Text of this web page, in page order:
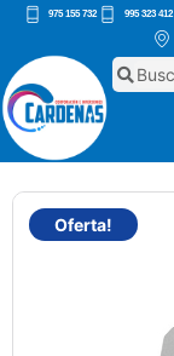
975 155 732 995 323 412
Oferta!